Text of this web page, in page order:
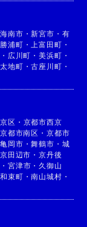
海南市 ・新宮市 ・ 有
浦町 ・上富田町 ・
・ 広川町 ・美浜町 ・
太地町 ・古座川町 ・
区 ・ 京都市西京
京都市南区 ・ 京都市
亀岡市 ・舞鶴市 ・ 城
京田辺市 ・京丹後
・ 宮津市 ・ 久御山
和束町 ・南山城村 ・